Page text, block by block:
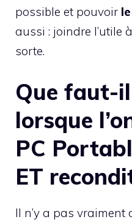
possible et pouvoir
aussi : joindre l’utile
sorte.
Que faut-
lorsque
PC
ET
Il n’y a pas vraiment